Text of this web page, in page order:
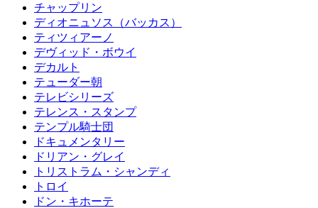
チャップリン
ディオニュソス（バッカス）
ティツィアーノ
デヴィッド・ボウイ
デカルト
テューダー朝
テレビシリーズ
テレンス・スタンプ
テンプル騎士団
ドキュメンタリー
ドリアン・グレイ
トリストラム・シャンディ
トロイ
ドン・キホーテ